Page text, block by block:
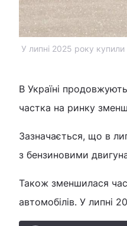
У липні 2025 року
В Україні
частка на ринку
Зазначається, що в
з бензиновими
Також зменшилася
автомобілів. У липні